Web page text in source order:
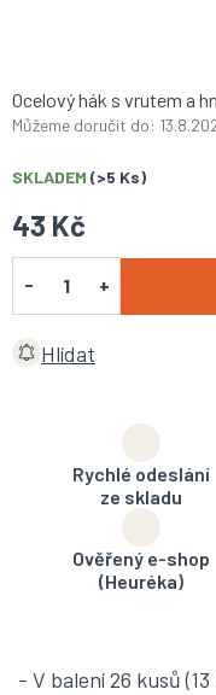
43 Kč
SKLADEM (>5 Ks)
Můžeme doručit do:
Ocelový hák s vrutem a
Hlídat
Rychlé odeslání
ze skladu
Ověřený e-shop
(Heuréka)
- V balení 26 kusů